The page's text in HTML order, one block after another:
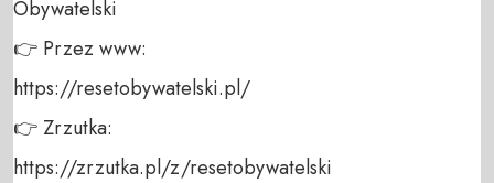
Obywatelski
👉 Przez www:
https://resetobywatelski.pl/
👉 Zrzutka:
https://zrzutka.pl/z/resetobywatelski